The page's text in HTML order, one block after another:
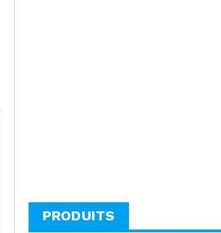
PRODUITS